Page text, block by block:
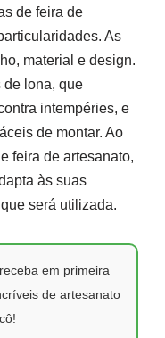
de feira de
As
material e design.
de lona, que
intempéries, e
de montar. Ao
feira de artesanato,
às suas
será utilizada.
em primeira
de artesanato